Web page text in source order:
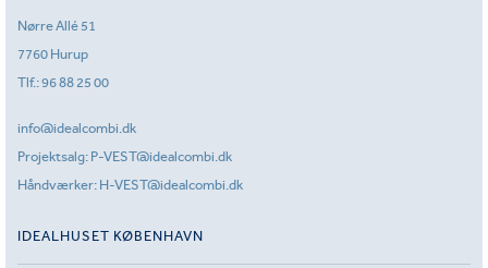
Nørre Allé 51
7760 Hurup
Tlf.:96 88 25 00
info@idealcombi.dk
Projektsalg: P-VEST@idealcombi.dk
Håndværker: H-VEST@idealcombi.dk
IDEALHUSET KØBENHAVN